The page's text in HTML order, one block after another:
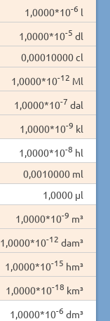
1,0000*10-6 l
1,0000*10-5 dl
0,00010000 cl
1,0000*10-12 Ml
1,0000*10-7 dal
1,0000*10-9 kl
1,0000*10-8 hl
0,0010000 ml
1,0000 µl
1,0000*10-9 m³
1,0000*10-12 dam³
1,0000*10-15 hm³
1,0000*10-18 km³
1,0000*10-6 dm³